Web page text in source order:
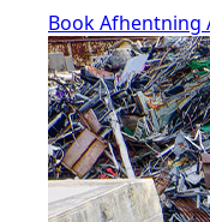
Book Afhentning